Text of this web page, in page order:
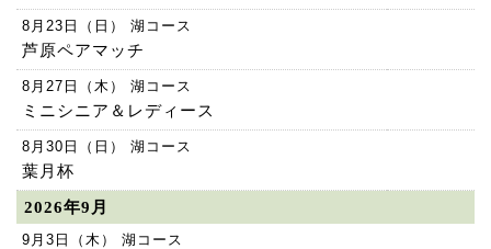
8月23日（日） 湖コース
芦原ペアマッチ
8月27日（木） 湖コース
ミニシニア＆レディース
8月30日（日） 湖コース
葉月杯
2026年9月
9月3日（木） 湖コース